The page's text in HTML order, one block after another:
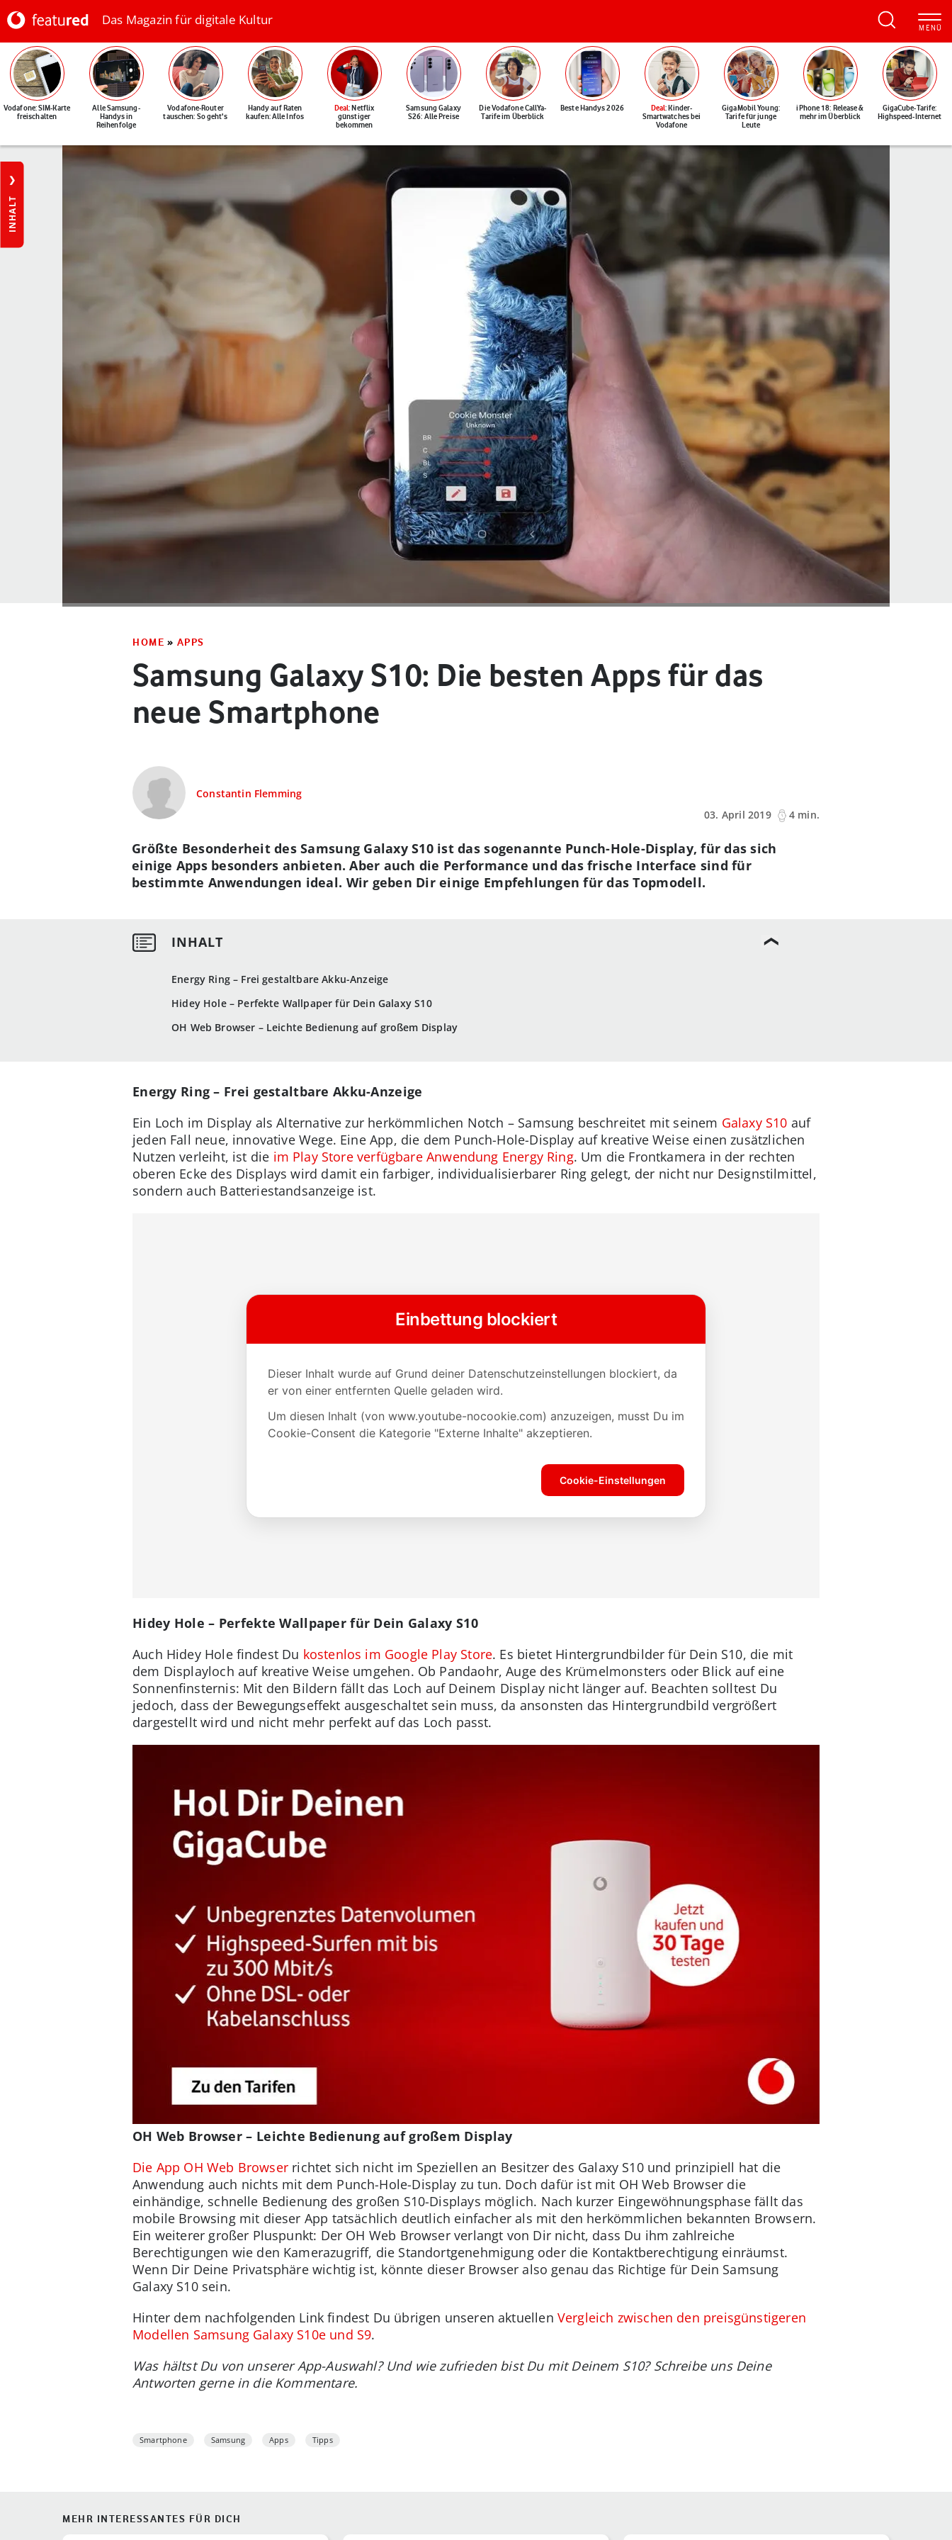
Das Magazin für digitale Kultur
Vodafone: SIM-Karte
freischalten
Alle Samsung-
Handys in
Reihenfolge
Vodafone-Router
tauschen: So geht's
Handy auf Raten
kaufen: Alle Infos
Deal: Netflix
günstiger
bekommen
Samsung Galaxy
S26: Alle Preise
Die Vodafone CallYa-
Tarife im Überblick
Beste Handys 2026 Deal: Kinder-
Smartwatches bei
Vodafone
GigaMobil Young:
Tarife für junge
Leute
iPhone 18: Release &
mehr im Überblick
GigaCube-Tarife:
Highspeed-Internet
INHALT
HOME » APPS
Samsung Galaxy S10: Die besten Apps für das
neue Smartphone
Constantin Flemming
03. April 2019
4 min.
Energy Ring – Frei gestaltbare Akku-Anzeige
Hidey Hole – Perfekte Wallpaper für Dein Galaxy S10
OH Web Browser – Leichte Bedienung auf großem Display
Größte Besonderheit des Samsung Galaxy S10 ist das sogenannte Punch-Hole-Display, für das sich
einige Apps besonders anbieten. Aber auch die Performance und das frische Interface sind für
bestimmte Anwendungen ideal. Wir geben Dir einige Empfehlungen für das Topmodell.
Energy Ring – Frei gestaltbare Akku-Anzeige
Ein Loch im Display als Alternative zur herkömmlichen Notch – Samsung beschreitet mit seinem Galaxy S10 auf
jeden Fall neue, innovative Wege. Eine App, die dem Punch-Hole-Display auf kreative Weise einen zusätzlichen
Nutzen verleiht, ist die im Play Store verfügbare Anwendung Energy Ring. Um die Frontkamera in der rechten
oberen Ecke des Displays wird damit ein farbiger, individualisierbarer Ring gelegt, der nicht nur Designstilmittel,
sondern auch Batteriestandsanzeige ist.
Hidey Hole – Perfekte Wallpaper für Dein Galaxy S10
Auch Hidey Hole findest Du kostenlos im Google Play Store. Es bietet Hintergrundbilder für Dein S10, die mit
dem Displayloch auf kreative Weise umgehen. Ob Pandaohr, Auge des Krümelmonsters oder Blick auf eine
Sonnenfinsternis: Mit den Bildern fällt das Loch auf Deinem Display nicht länger auf. Beachten solltest Du
jedoch, dass der Bewegungseffekt ausgeschaltet sein muss, da ansonsten das Hintergrundbild vergrößert
dargestellt wird und nicht mehr perfekt auf das Loch passt.
OH Web Browser – Leichte Bedienung auf großem Display
Die App OH Web Browserrichtet sich nicht im Speziellen an Besitzer des Galaxy S10 und prinzipiell hat die
Anwendung auch nichts mit dem Punch-Hole-Display zu tun. Doch dafür ist mit OH Web Browser die
einhändige, schnelle Bedienung des großen S10-Displays möglich. Nach kurzer Eingewöhnungsphase fällt das
mobile Browsing mit dieser App tatsächlich deutlich einfacher als mit den herkömmlichen bekannten Browsern.
Ein weiterer großer Pluspunkt: Der OH Web Browser verlangt von Dir nicht, dass Du ihm zahlreiche
Berechtigungen wie den Kamerazugriff, die Standortgenehmigung oder die Kontaktberechtigung einräumst.
Wenn Dir Deine Privatsphäre wichtig ist, könnte dieser Browser also genau das Richtige für Dein Samsung
Galaxy S10 sein.
Hinter dem nachfolgenden Link findest Du übrigen unseren aktuellen Vergleich zwischen den preisgünstigeren
Modellen Samsung Galaxy S10e und S9.
Was hältst Du von unserer App-Auswahl? Und wie zufrieden bist Du mit Deinem S10? Schreibe uns Deine
Antworten gerne in die Kommentare.
Smartphone Samsung Apps Tipps
MEHR INTERESSANTES FÜR DICH